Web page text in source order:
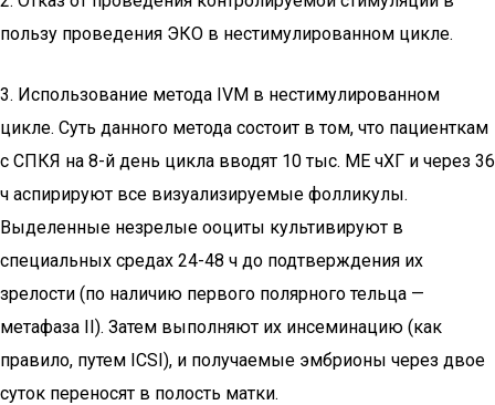
пользу проведения ЭКО в нестимулированном цикле.
3. Использование метода IVM в нестимулированном
цикле. Суть данного метода состоит в том, что пациенткам
с СПКЯ на 8-й день цикла вводят 10 тыс. МЕ чХГ и через 36
ч аспирируют все визуализируемые фолликулы.
Выделенные незрелые ооциты культивируют в
специальных средах 24-48 ч до подтверждения их
зрелости (по наличию первого полярного тельца —
метафаза II). Затем выполняют их инсеминацию (как
правило, путем ICSI), и получаемые эмбрионы через двое
суток переносят в полость матки.